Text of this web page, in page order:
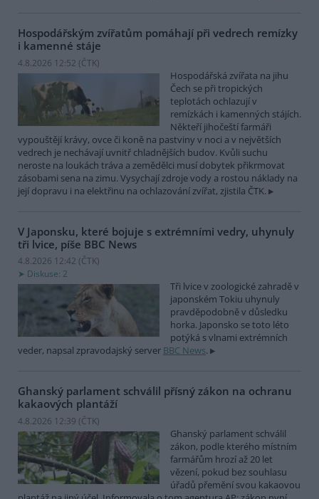
Hospodářským zvířatům pomáhají při vedrech remízky
i kamenné stáje
4.8.2026 12:52 (ČTK)
Hospodářská zvířata na jihu
Čech se při tropických
teplotách ochlazují v
remízkách i kamenných stájích.
Někteří jihočeští farmáři
vypouštějí krávy, ovce či koně na pastviny v noci a v největších
vedrech je nechávají uvnitř chladnějších budov. Kvůli suchu
neroste na loukách tráva a zemědělci musí dobytek přikrmovat
zásobami sena na zimu. Vysychají zdroje vody a rostou náklady na
její dopravu i na elektřinu na ochlazování zvířat, zjistila ČTK.
V Japonsku, které bojuje s extrémními vedry, uhynuly
tři lvice, píše BBC News
4.8.2026 12:42 (ČTK)
Diskuse: 2
Tři lvice v zoologické zahradě v
japonském Tokiu uhynuly
pravděpodobně v důsledku
horka. Japonsko se toto léto
potýká s vlnami extrémních
veder, napsal zpravodajský server BBC News.
Ghanský parlament schválil přísný zákon na ochranu
kakaových plantáží
4.8.2026 12:39 (ČTK)
Ghanský parlament schválil
zákon, podle kterého místním
farmářům hrozí až 20 let
vězení, pokud bez souhlasu
úřadů přemění svou kakaovou